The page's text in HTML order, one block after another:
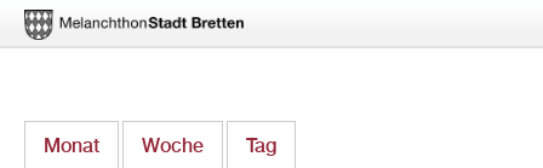
zum
Monat Woche Tag